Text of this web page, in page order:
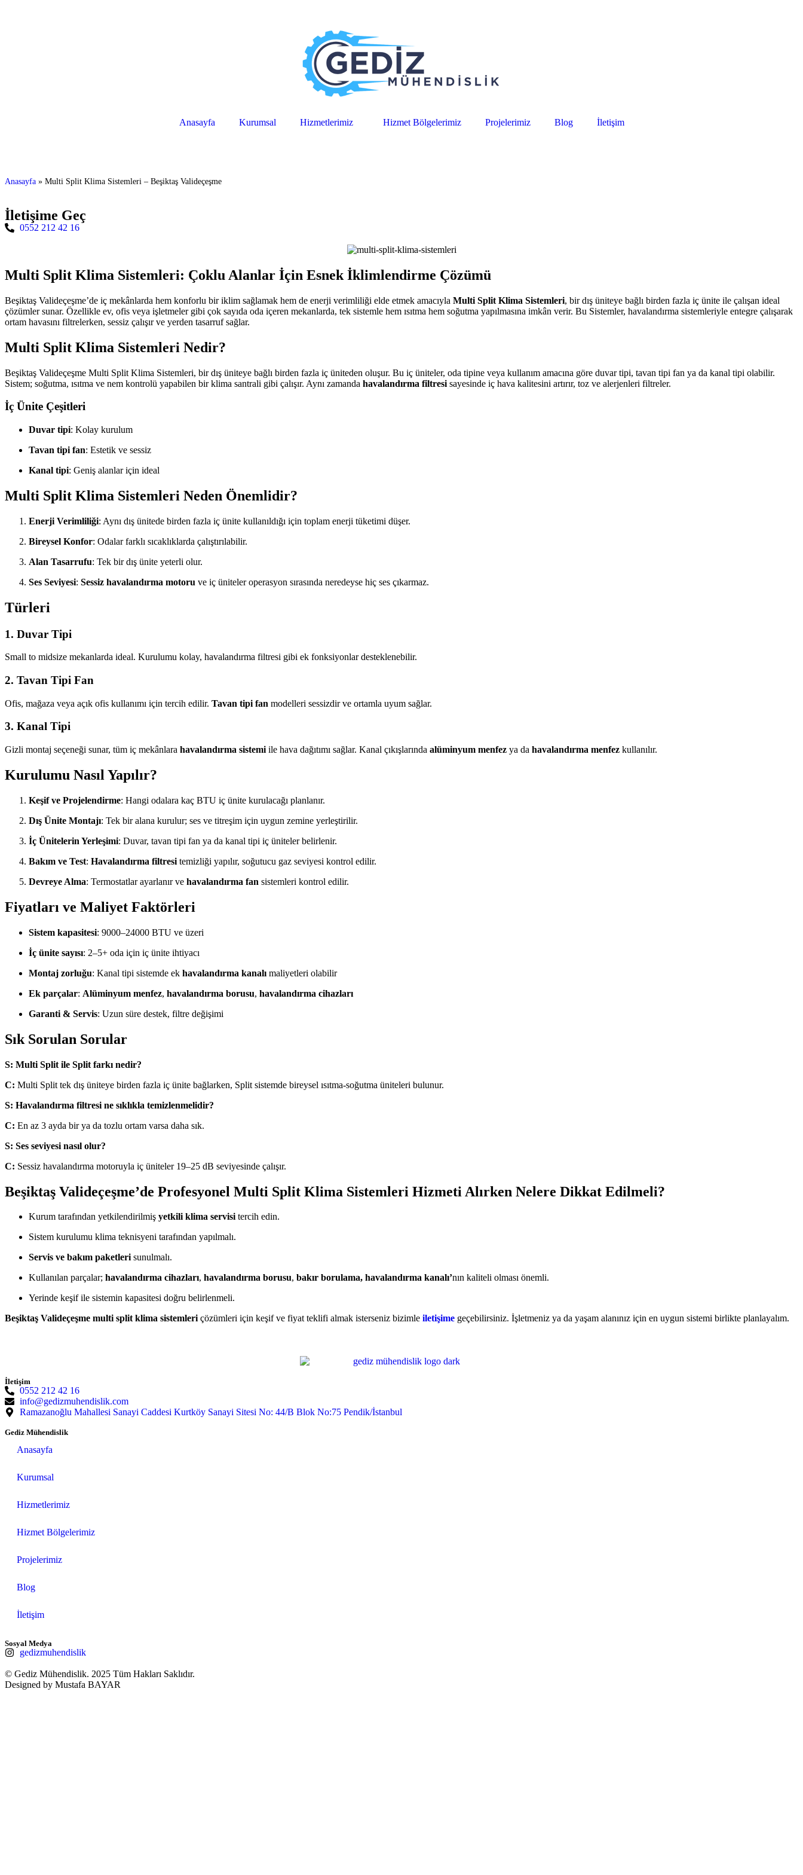
Anasayfa Kurumsal Hizmetlerimiz Hizmet Bölgelerimiz Projelerimiz Blog İletişim
Anasayfa » Multi Split Klima Sistemleri – Beşiktaş Valideçeşme
İletişime Geç
0552 212 42 16
Multi Split Klima Sistemleri: Çoklu Alanlar İçin Esnek İklimlendirme Çözümü
Beşiktaş Valideçeşme’de iç mekânlarda hem konforlu bir iklim sağlamak hem de enerji verimliliği elde etmek amacıyla Multi Split Klima Sistemleri, bir dış üniteye bağlı birden fazla iç ünite ile çalışan ideal
çözümler sunar. Özellikle ev, ofis veya işletmeler gibi çok sayıda oda içeren mekanlarda, tek sistemle hem ısıtma hem soğutma yapılmasına imkân verir. Bu Sistemler, havalandırma sistemleriyle entegre çalışarak
ortam havasını filtrelerken, sessiz çalışır ve yerden tasarruf sağlar.
Multi Split Klima Sistemleri Nedir?
Beşiktaş Valideçeşme Multi Split Klima Sistemleri, bir dış üniteye bağlı birden fazla iç üniteden oluşur. Bu iç üniteler, oda tipine veya kullanım amacına göre duvar tipi, tavan tipi fan ya da kanal tipi olabilir.
Sistem; soğutma, ısıtma ve nem kontrolü yapabilen bir klima santrali gibi çalışır. Aynı zamanda havalandırma filtresi sayesinde iç hava kalitesini artırır, toz ve alerjenleri filtreler.
İç Ünite Çeşitleri
Duvar tipi: Kolay kurulum
Tavan tipi fan: Estetik ve sessiz
Kanal tipi: Geniş alanlar için ideal
Multi Split Klima Sistemleri Neden Önemlidir?
Enerji Verimliliği: Aynı dış ünitede birden fazla iç ünite kullanıldığı için toplam enerji tüketimi düşer.
Bireysel Konfor: Odalar farklı sıcaklıklarda çalıştırılabilir.
Alan Tasarrufu: Tek bir dış ünite yeterli olur.
Ses Seviyesi: Sessiz havalandırma motoru ve iç üniteler operasyon sırasında neredeyse hiç ses çıkarmaz.
Türleri
1. Duvar Tipi
Small to midsize mekanlarda ideal. Kurulumu kolay, havalandırma filtresi gibi ek fonksiyonlar desteklenebilir.
2. Tavan Tipi Fan
Ofis, mağaza veya açık ofis kullanımı için tercih edilir. Tavan tipi fan modelleri sessizdir ve ortamla uyum sağlar.
3. Kanal Tipi
Gizli montaj seçeneği sunar, tüm iç mekânlara havalandırma sistemi ile hava dağıtımı sağlar. Kanal çıkışlarında alüminyum menfez ya da havalandırma menfez kullanılır.
Kurulumu Nasıl Yapılır?
Keşif ve Projelendirme: Hangi odalara kaç BTU iç ünite kurulacağı planlanır.
Dış Ünite Montajı: Tek bir alana kurulur; ses ve titreşim için uygun zemine yerleştirilir.
İç Ünitelerin Yerleşimi: Duvar, tavan tipi fan ya da kanal tipi iç üniteler belirlenir.
Bakım ve Test: Havalandırma filtresi temizliği yapılır, soğutucu gaz seviyesi kontrol edilir.
Devreye Alma: Termostatlar ayarlanır ve havalandırma fan sistemleri kontrol edilir.
Fiyatları ve Maliyet Faktörleri
Sistem kapasitesi: 9000–24000 BTU ve üzeri
İç ünite sayısı: 2–5+ oda için iç ünite ihtiyacı
Montaj zorluğu: Kanal tipi sistemde ek havalandırma kanalı maliyetleri olabilir
Ek parçalar: Alüminyum menfez, havalandırma borusu, havalandırma cihazları
Garanti & Servis: Uzun süre destek, filtre değişimi
Sık Sorulan Sorular
S: Multi Split ile Split farkı nedir?
C: Multi Split tek dış üniteye birden fazla iç ünite bağlarken, Split sistemde bireysel ısıtma-soğutma üniteleri bulunur.
S: Havalandırma filtresi ne sıklıkla temizlenmelidir?
C: En az 3 ayda bir ya da tozlu ortam varsa daha sık.
S: Ses seviyesi nasıl olur?
C: Sessiz havalandırma motoruyla iç üniteler 19–25 dB seviyesinde çalışır.
Beşiktaş Valideçeşme’de Profesyonel Multi Split Klima Sistemleri Hizmeti Alırken Nelere Dikkat Edilmeli?
Kurum tarafından yetkilendirilmiş yetkili klima servisitercih edin.
Sistem kurulumu klima teknisyeni tarafından yapılmalı.
Servis ve bakım paketlerisunulmalı.
Kullanılan parçalar; havalandırma cihazları, havalandırma borusu, bakır borulama, havalandırma kanalı’nın kaliteli olması önemli.
Yerinde keşif ile sistemin kapasitesi doğru belirlenmeli.
Beşiktaş Valideçeşme multi split klima sistemleriçözümleri için keşif ve fiyat teklifi almak isterseniz bizimle iletişime geçebilirsiniz. İşletmeniz ya da yaşam alanınız için en uygun sistemi birlikte planlayalım.
İletişim
0552 212 42 16
info@gedizmuhendislik.com
Ramazanoğlu Mahallesi Sanayi Caddesi Kurtköy Sanayi Sitesi No: 44/B Blok No:75 Pendik/İstanbul
Gediz Mühendislik
Anasayfa
Kurumsal
Hizmetlerimiz
Hizmet Bölgelerimiz
Projelerimiz
Blog
İletişim
Sosyal Medya
gedizmuhendislik
© Gediz Mühendislik. 2025 Tüm Hakları Saklıdır.
Designed by Mustafa BAYAR